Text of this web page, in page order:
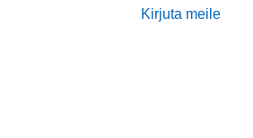
Kirjuta meile